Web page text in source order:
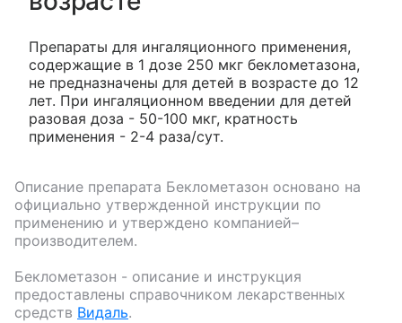
Препараты для ингаляционного применения,
содержащие в 1 дозе 250 мкг беклометазона,
не предназначены для детей в возрасте до 12
лет. При ингаляционном введении для детей
разовая доза - 50-100 мкг, кратность
применения - 2-4 раза/сут.
Описание препарата Беклометазон основано на
официально утвержденной инструкции по
применению и утверждено компанией–
производителем.
Беклометазон - описание и инструкция
предоставлены справочником лекарственных
средств Видаль.